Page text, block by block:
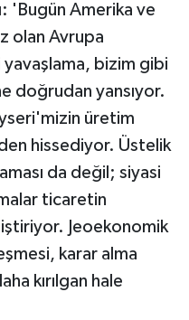
'Bugün Amerika ve
olan Avrupa
bizim gibi
doğrudan yansıyor.
üretim
hissediyor. Üstelik
da değil; siyasi
ticaretin
Jeoekonomik
karar alma
kırılgan hale